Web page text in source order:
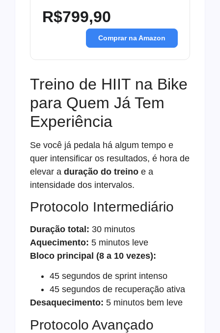
R$799,90
Comprar na Amazon
Treino de HIIT na Bike
para Quem Já Tem
Experiência
Se você já pedala há algum tempo e
quer intensificar os resultados, é hora de
elevar a duração do treino e a
intensidade dos intervalos.
Protocolo Intermediário
Duração total: 30 minutos
Aquecimento: 5 minutos leve
Bloco principal (8 a 10 vezes):
45 segundos de sprint intenso
45 segundos de recuperação ativa
Desaquecimento: 5 minutos bem leve
Protocolo Avançado